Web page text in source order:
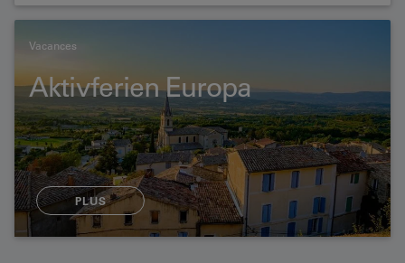
Vacances
Aktivferien Europa
PLUS